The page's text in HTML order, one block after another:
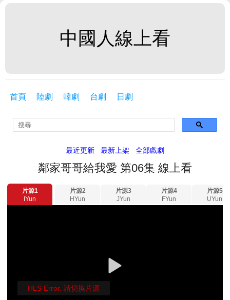
中國人線上看
首頁 陸劇 韓劇 台劇 日劇
最近更新 最新上架 全部戲劇
鄰家哥哥給我愛 第06集 線上看
片源1
IYun
片源2
HYun
片源3
JYun
片源4
FYun
片源5
UYun
HLS Error. 請切換片源